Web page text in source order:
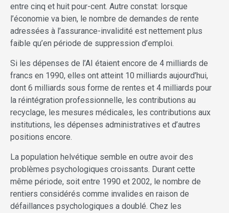
entre cinq et huit pour-cent. Autre constat: lorsque
l’économie va bien, le nombre de demandes de rente
adressées à l’assurance-invalidité est nettement plus
faible qu’en période de suppression d’emploi.
Si les dépenses de l’AI étaient encore de 4 milliards de
francs en 1990, elles ont atteint 10 milliards aujourd’hui,
dont 6 milliards sous forme de rentes et 4 milliards pour
la réintégration professionnelle, les contributions au
recyclage, les mesures médicales, les contributions aux
institutions, les dépenses administratives et d’autres
positions encore.
La population helvétique semble en outre avoir des
problèmes psychologiques croissants. Durant cette
même période, soit entre 1990 et 2002, le nombre de
rentiers considérés comme invalides en raison de
défaillances psychologiques a doublé. Chez les